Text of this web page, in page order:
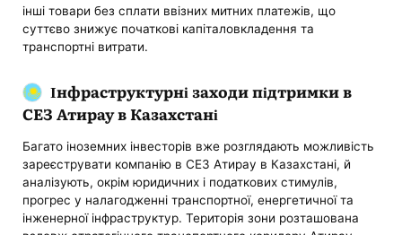
інші товари без сплати ввізних митних платежів, що
суттєво знижує початкові капіталовкладення та
транспортні витрати.
Інфраструктурні заходи підтримки в
СЕЗ Атирау в Казахстані
Багато іноземних інвесторів вже розглядають можливість
зареєструвати компанію в СЕЗ Атирау в Казахстані, й
аналізують, окрім юридичних і податкових стимулів,
прогрес у налагодженні транспортної, енергетичної та
інженерної інфраструктур. Територія зони розташована